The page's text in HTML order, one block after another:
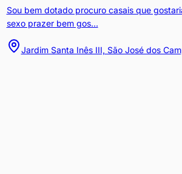
Sou bem dotado procuro casais que
sexo prazer bem gos...
Jardim Santa Inês III, São José dos